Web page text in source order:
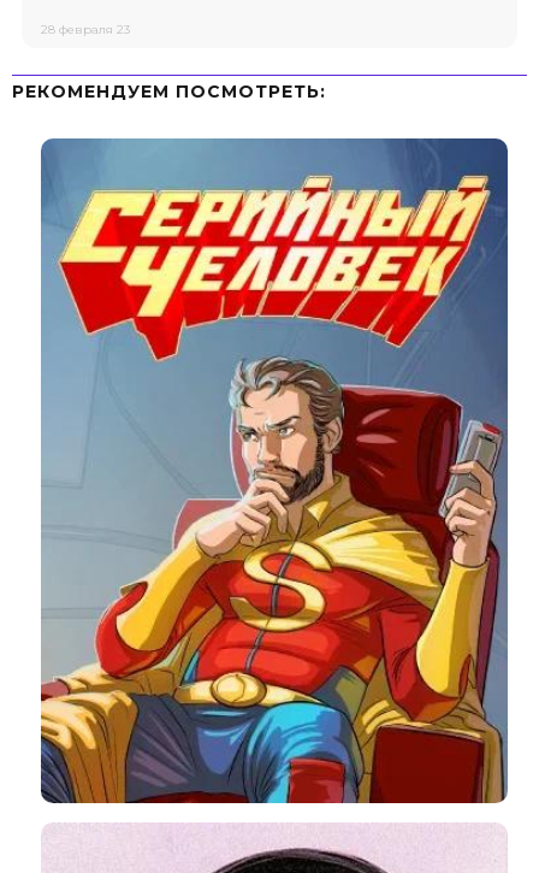
28 февраля 23
РЕКОМЕНДУЕМ ПОСМОТРЕТЬ: